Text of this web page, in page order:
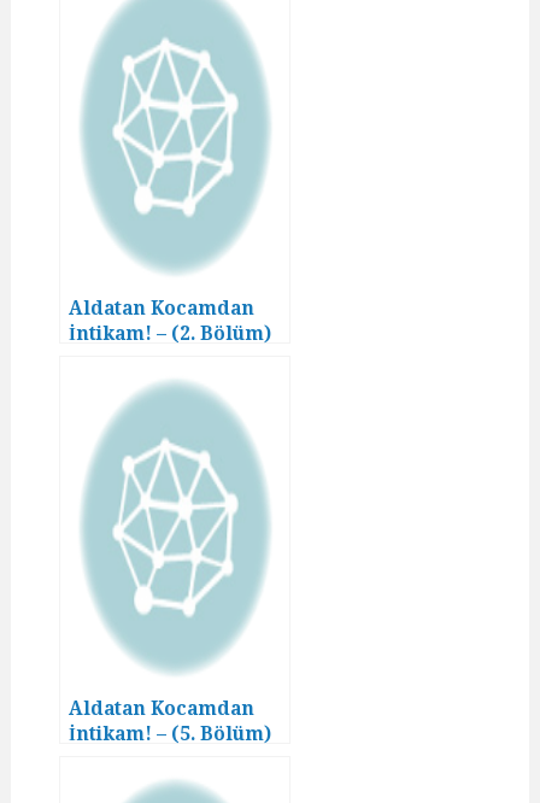
Aldatan Kocamdan
İntikam! – (2. Bölüm)
Aldatan Kocamdan
İntikam! – (5. Bölüm)